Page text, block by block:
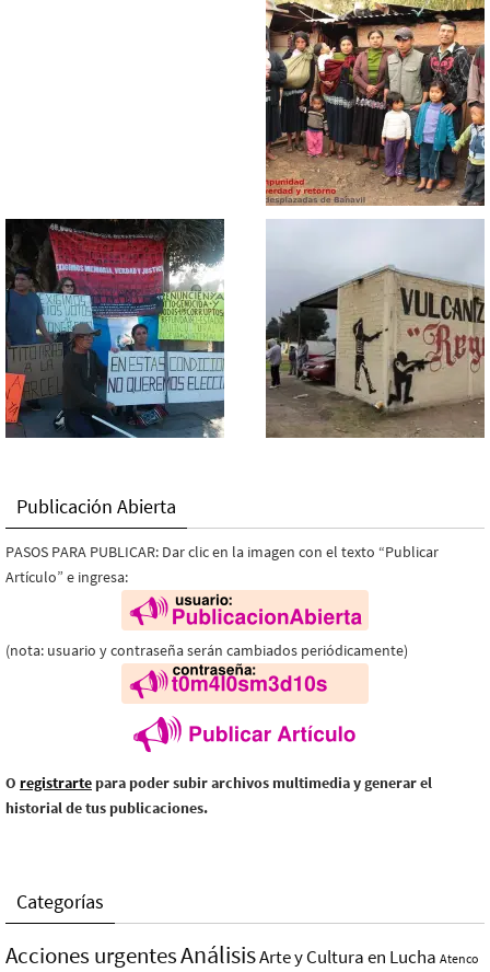
Publicación Abierta
PASOS PARA PUBLICAR: Dar clic en la imagen con el texto “Publicar
Artículo” e ingresa:
(nota: usuario y contraseña serán cambiados periódicamente)
O registrarte para poder subir archivos multimedia y generar el
historial de tus publicaciones.
Categorías
Acciones urgentesAnálisisArte y Cultura en Lucha Atenco